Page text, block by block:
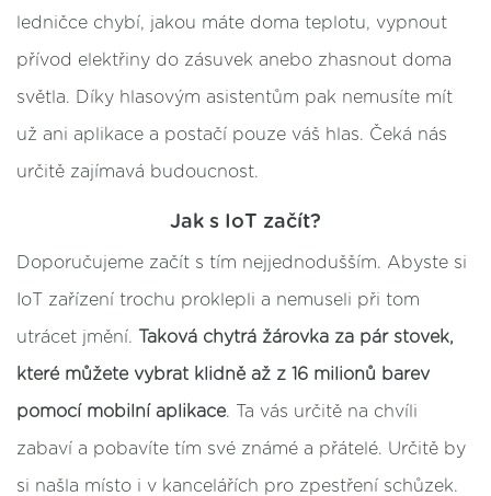
ledničce chybí, jakou máte doma teplotu, vypnout
přívod elektřiny do zásuvek anebo zhasnout doma
světla. Díky hlasovým asistentům pak nemusíte mít
už ani aplikace a postačí pouze váš hlas. Čeká nás
určitě zajímavá budoucnost.
Jak s IoT začít?
Doporučujeme začít s tím nejjednodušším. Abyste si
IoT zařízení trochu proklepli a nemuseli při tom
utrácet jmění. Taková chytrá žárovka za pár stovek,
které můžete vybrat klidně až z 16 milionů barev
pomocí mobilní aplikace. Ta vás určitě na chvíli
zabaví a pobavíte tím své známé a přátelé. Určitě by
si našla místo i v kancelářích pro zpestření schůzek.